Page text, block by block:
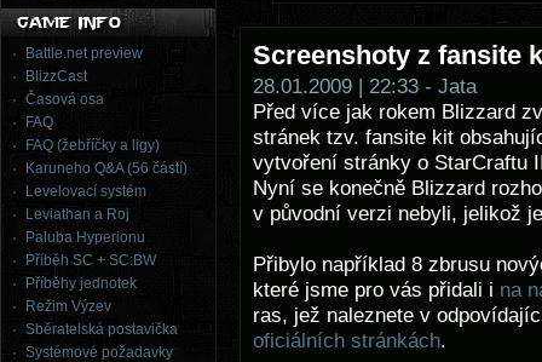
Battle.net preview
BlizzCast
Časová osa
FAQ
FAQ (žebříčky a ligy)
Karuneho Q&A (56 částí)
Levelovací systém
Leviathan a Roj
Paluba Hyperionu
Příběh SC + SC:BW
Příběhy jednotek
Režim Výzev
Sběratelská postavička
Systémové požadavky
Screenshoty z fansite
28.01.2009 | 22:33 - Jata
Před více jak rokem Blizzard
stránek tzv. fansite kit
vytvoření stránky o StarCraftu
Nyní se konečně Blizzard
v původní verzi nebyli, jelikož
Přibylo například 8 zbrusu
které jsme pro vás přidali i na
ras, jež naleznete v
oficiálních stránkách.